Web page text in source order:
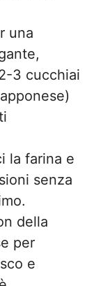
una
3 cucchiai
la farina e
senza
della
per
e